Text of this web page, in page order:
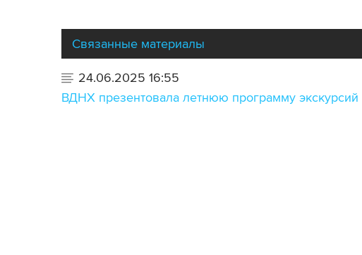
Связанные материалы
24.06.2025 16:55
ВДНХ презентовала летнюю программу экскурсий